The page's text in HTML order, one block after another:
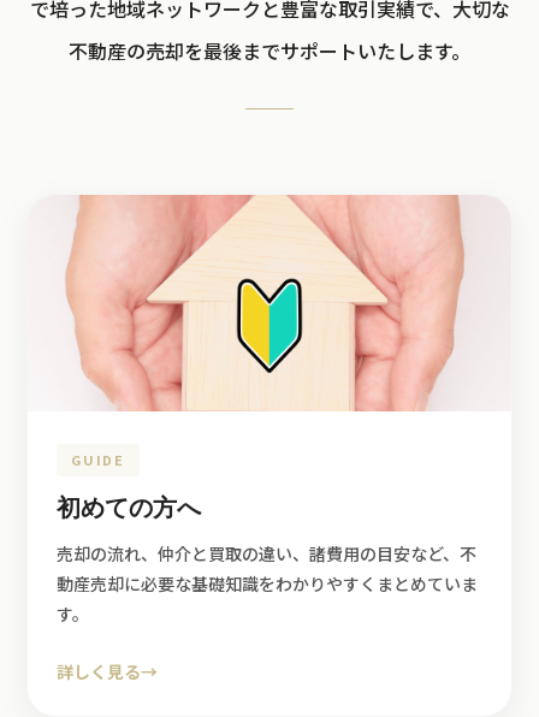
で培った地域ネットワークと豊富な取引実績で、大切な
不動産の売却を最後までサポートいたします。
GUIDE
初めての方へ
売却の流れ、仲介と買取の違い、諸費用の目安など、不
動産売却に必要な基礎知識をわかりやすくまとめていま
す。
詳しく見る→